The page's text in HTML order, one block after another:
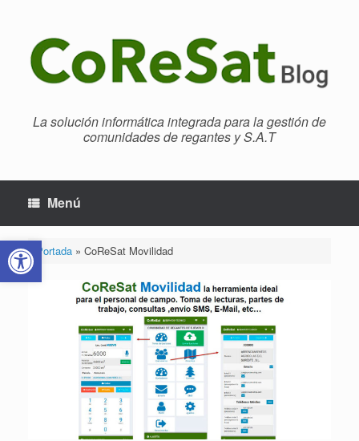
Abrir barra de herramientas
contenido
La solución informática integrada para la gestión de
comunidades de regantes y S.A.T
Menú
Portada» CoReSat Movilidad